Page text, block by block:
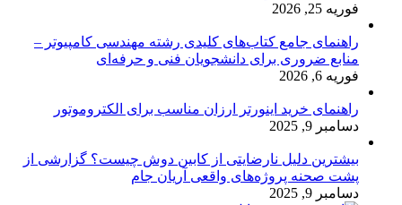
فوریه 25, 2026
راهنمای جامع کتاب‌های کلیدی رشته مهندسی کامپیوتر –
منابع ضروری برای دانشجویان فنی و حرفه‌ای
فوریه 6, 2026
راهنمای خرید اینورتر ارزان مناسب برای الکتروموتور
دسامبر 9, 2025
بیشترین دلیل نارضایتی از کابین دوش چیست؟ گزارشی از
پشت صحنه پروژه‌های واقعی آریان جام
دسامبر 9, 2025